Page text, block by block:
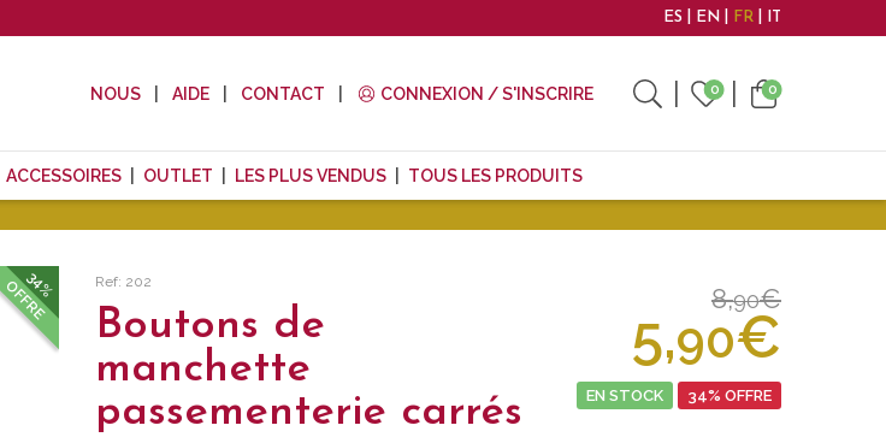
ES EN FR IT
NOUS AIDE CONTACT CONNEXION / S'INSCRIRE 0 0
ACCESSOIRES OUTLET LES PLUS VENDUS TOUS LES PRODUITS
34%
OFFRE Ref: 202
Boutons de
manchette
passementerie carrés
8,90€
5,90€
EN STOCK 34% OFFRE